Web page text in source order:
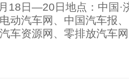
18日—20日地点：中国·
动汽车网、中国汽车报
车资源网、零排放汽车